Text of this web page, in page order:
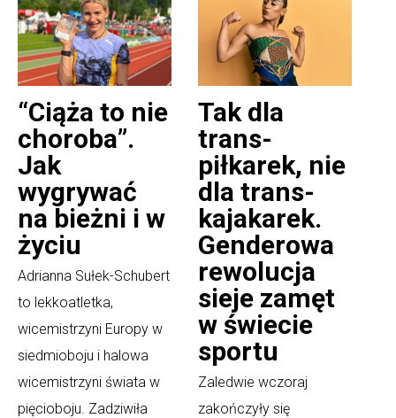
“Ciąża to nie
choroba”.
Jak
wygrywać
na bieżni i w
życiu
Adrianna Sułek-Schubert
to lekkoatletka,
wicemistrzyni Europy w
siedmioboju i halowa
wicemistrzyni świata w
pięcioboju. Zadziwiła
Tak dla
trans-
piłkarek, nie
dla trans-
kajakarek.
Genderowa
rewolucja
sieje zamęt
w świecie
sportu
Zaledwie wczoraj
zakończyły się